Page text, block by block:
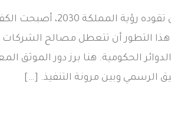
في عصر السرعة والتحول الرقمي الذي
التطور أن تتعطل مصالح الشركات
الحكومية. هنا برز دور الموثق
الرسمي وبين مرونة التنفيذ. […]